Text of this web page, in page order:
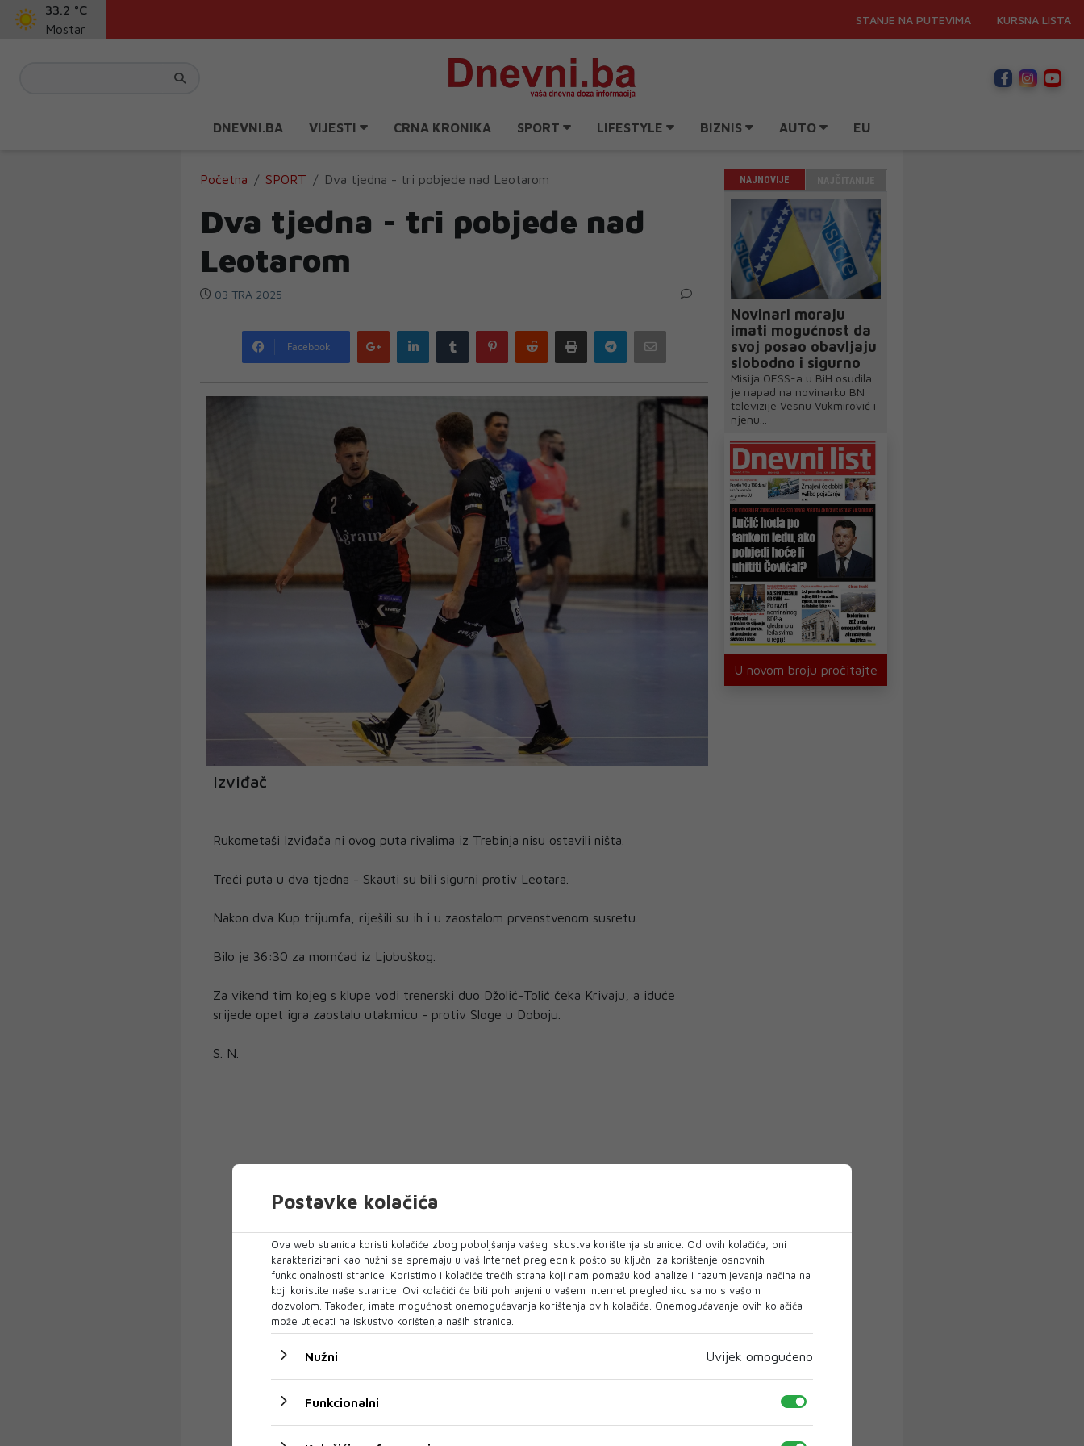
33.2 °C
Mostar
STANJE NA PUTEVIMA KURSNA LISTA
DNEVNI.BA VIJESTI CRNA KRONIKA SPORT LIFESTYLE BIZNIS AUTO EU
Početna SPORT Dva tjedna - tri pobjede nad Leotarom
Dva tjedna - tri pobjede nad
Leotarom
03 TRA 2025
Facebook
Google
plus
LinkedIn Tumblr PinterestReddit Print Telegram
Izviđač
Rukometaši Izviđača ni ovog puta rivalima iz Trebinja nisu ostavili ništa.
Treći puta u dva tjedna - Skauti su bili sigurni protiv Leotara.
Nakon dva Kup trijumfa, riješili su ih i u zaostalom prvenstvenom susretu.
Bilo je 36:30 za momčad iz Ljubuškog.
Za vikend tim kojeg s klupe vodi trenerski duo Džolić-Tolić čeka Krivaju, a iduće
srijede opet igra zaostalu utakmicu - protiv Sloge u Doboju.
S. N.
NAJNOVIJE
Novinari moraju
imati mogućnost da
svoj posao obavljaju
slobodno i sigurno
Misija OESS-a u BiH osudila
je napad na novinarku BN
televizije Vesnu Vukmirović i
njenu...
U novom broju pročitajte
Postavke kolačića
Ova web stranica koristi kolačiće zbog poboljšanja vašeg iskustva korištenja stranice. Od ovih kolačića, oni
karakterizirani kao nužni se spremaju u vaš Internet preglednik pošto su ključni za korištenje osnovnih
funkcionalnosti stranice. Koristimo i kolačiće trećih strana koji nam pomažu kod analize i razumijevanja načina na
koji koristite naše stranice. Ovi kolačići će biti pohranjeni u vašem Internet pregledniku samo s vašom
dozvolom. Također, imate mogućnost onemogućavanja korištenja ovih kolačića. Onemogućavanje ovih kolačića
može utjecati na iskustvo korištenja naših stranica.
Nužni Uvijek omogućeno
Funkcionalni